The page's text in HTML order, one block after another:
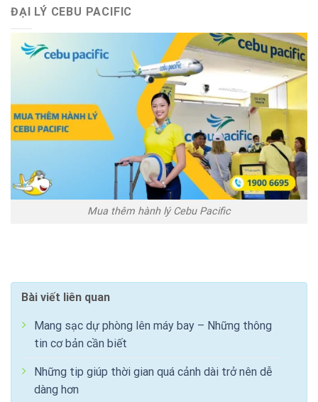
ĐẠI LÝ CEBU PACIFIC
Mua thêm hành lý Cebu Pacific
Bài viết liên quan
Mang sạc dự phòng lên máy bay – Những thông
tin cơ bản cần biết
Những tip giúp thời gian quá cảnh dài trở nên dễ
dàng hơn